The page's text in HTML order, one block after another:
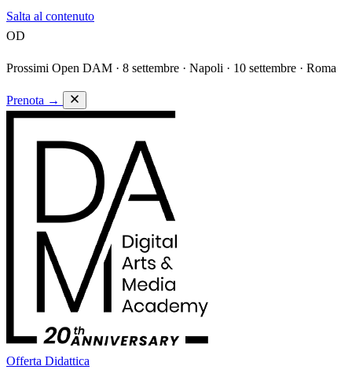
Salta al contenuto
OD
Prossimi Open DAM · 8 settembre · Napoli · 10 settembre · Roma
Prenota →
Offerta Didattica